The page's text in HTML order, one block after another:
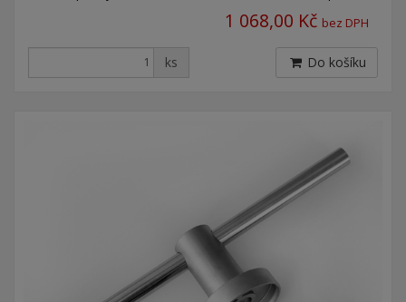
1 068,00 Kč bez DPH
ks Do košíku